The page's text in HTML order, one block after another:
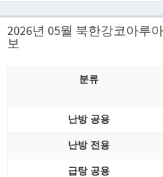
2026년 05월 북한강코아루
보
분류
난방 공용
난방 전용
급탕 공용